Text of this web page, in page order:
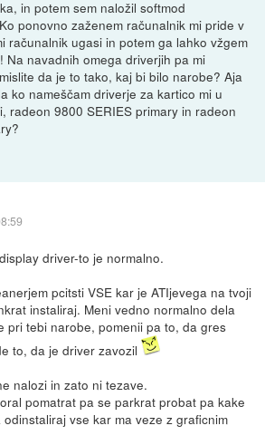
in potem sem naložil softmod
ponovno zaženem računalnik mi pride v
računalnik ugasi in potem ga lahko vžgem
Na navadnih omega driverjih pa mi
da je to tako, kaj bi bilo narobe? Aja
ko nameščam driverje za kartico mi u
radeon 9800 SERIES primary in radeon
driver-to je normalno.
pcitsti VSE kar je ATIjevega na tvoji
instaliraj. Meni vedno normalno dela
pri tebi narobe, pomenii pa to, da gres
to, da je driver zavozil
nalozi in zato ni tezave.
pomatrat pa se parkrat probat pa kake
vse kar ma veze z graficnim